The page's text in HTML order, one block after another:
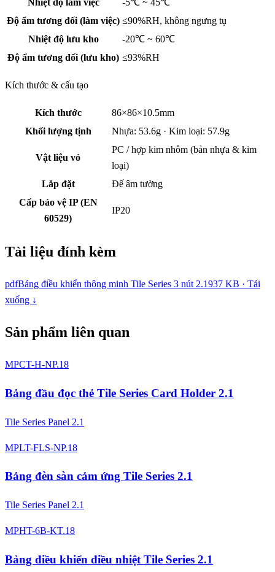
Độ ẩm tương đối (làm việc) ≤90%RH, không ngưng tụ
Nhiệt độ lưu kho
-20℃ ~ 60℃
Độ ẩm tương đối (lưu kho) ≤93%RH
Kích thước & cấu tạo
Kích thước
86×86×10.5mm
Khối lượng tịnh
Nhựa: 53.6g · Kim loại: 57.9g
Vật liệu vỏ
PC / hợp kim nhôm (bản nhựa & kim
loại)
Lắp đặt
Đế âm tường
Cấp bảo vệ IP (EN
60529)
IP20
Tài liệu đính kèm
pdfBảng điều khiển thông minh Tile Series 3 nút 2.1937 KB · Tải
xuống ↓
Sản phẩm liên quan
MPCT-H-NP.18
Bảng đầu đọc thẻ Tile Series Card Holder 2.1
Tile Series Panel 2.1
MPLT-FLS-NP.18
Bảng đèn sàn cảm ứng Tile Series 2.1
Tile Series Panel 2.1
MPHT-6B-KT.18
Bảng điều khiển điều nhiệt Tile Series 2.1